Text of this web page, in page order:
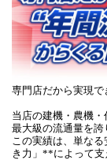
専門店だから実現で
当店の建機・農機
最大級の流通量を誇
この実績は、単な
き力」**によって支